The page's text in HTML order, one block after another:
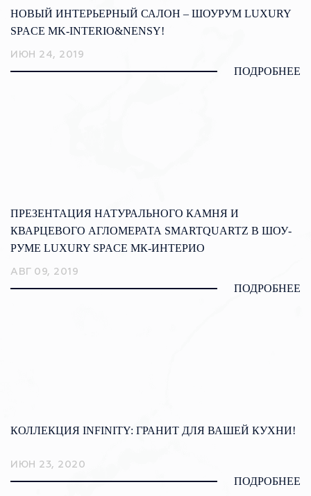
НОВЫЙ ИНТЕРЬЕРНЫЙ САЛОН – ШОУРУМ LUXURY
SPACE MK-INTERIO&NENSY!
ИЮН 24, 2019
ПОДРОБНЕЕ
ПРЕЗЕНТАЦИЯ НАТУРАЛЬНОГО КАМНЯ И
КВАРЦЕВОГО АГЛОМЕРАТА SMARTQUARTZ В ШОУ-
РУМЕ LUXURY SPACE МК-ИНТЕРИО
АВГ 09, 2019
ПОДРОБНЕЕ
КОЛЛЕКЦИЯ INFINITY: ГРАНИТ ДЛЯ ВАШЕЙ КУХНИ!
ИЮН 23, 2020
ПОДРОБНЕЕ